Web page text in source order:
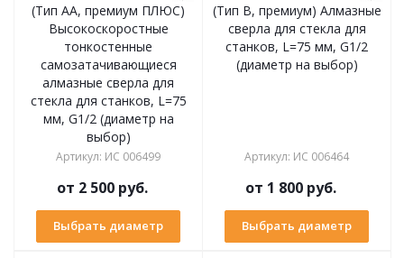
(Тип АА, премиум ПЛЮС)
Высокоскоростные
тонкостенные
самозатачивающиеся
алмазные сверла для
стекла для станков, L=75
мм, G1/2 (диаметр на
выбор)
Артикул: ИС 006499
от 2 500 руб.
Выбрать диаметр
(Тип В, премиум) Алмазные
сверла для стекла для
станков, L=75 мм, G1/2
(диаметр на выбор)
Артикул: ИС 006464
от 1 800 руб.
Выбрать диаметр